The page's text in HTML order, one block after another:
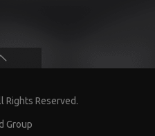
Rights Reserved.
Group